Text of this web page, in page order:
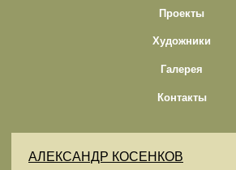
Проекты
Художники
Галерея
Контакты
АЛЕКСАНДР КОСЕНКОВ